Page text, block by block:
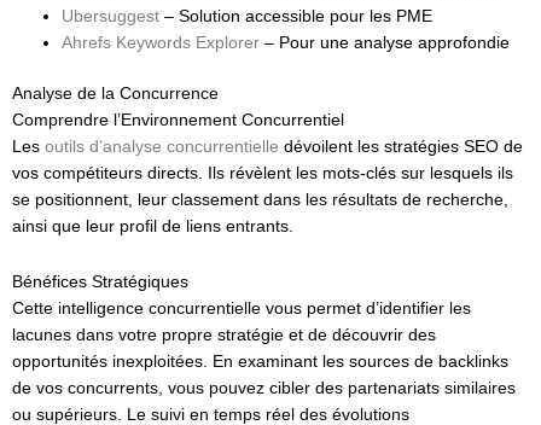
Ubersuggest – Solution accessible pour les PME
Ahrefs Keywords Explorer – Pour une analyse approfondie
Analyse de la Concurrence
Comprendre l’Environnement Concurrentiel
Les outils d’analyse concurrentielle dévoilent les stratégies SEO de
vos compétiteurs directs. Ils révèlent les mots-clés sur lesquels ils
se positionnent, leur classement dans les résultats de recherche,
ainsi que leur profil de liens entrants.
Bénéfices Stratégiques
Cette intelligence concurrentielle vous permet d’identifier les
lacunes dans votre propre stratégie et de découvrir des
opportunités inexploitées. En examinant les sources de backlinks
de vos concurrents, vous pouvez cibler des partenariats similaires
ou supérieurs. Le suivi en temps réel des évolutions